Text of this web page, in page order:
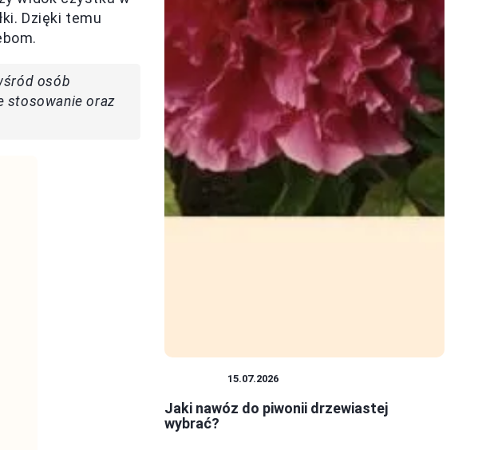
Dzięki temu
osób
stosowanie oraz
15.07.2026
Jaki nawóz do piwonii drzewiastej
wybrać?